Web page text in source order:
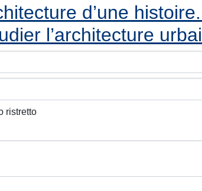
d’une
l’architecture
ristretto